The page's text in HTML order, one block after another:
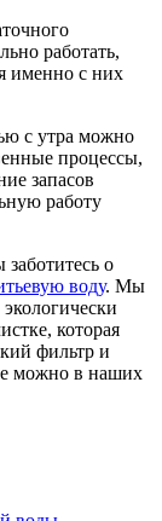
работать,
именно с них
с утра можно
процессы,
запасов
работу
о
воду. Мы
которая
фильтр и
можно в наших